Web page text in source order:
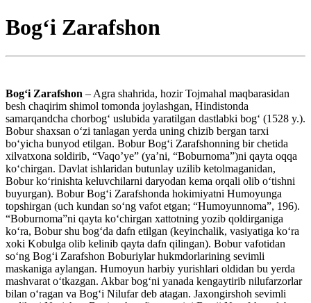
Bog‘i Zarafshon
Bog‘i Zarafshon – Agra shahrida, hozir Tojmahal maqbarasidan
besh chaqirim shimol tomonda joylashgan, Hindistonda
samarqandcha chorbog‘ uslubida yaratilgan dastlabki bog‘ (1528 y.).
Bobur shaxsan o‘zi tanlagan yerda uning chizib bergan tarxi
bo‘yicha bunyod etilgan. Bobur Bog‘i Zarafshonning bir chetida
xilvatxona soldirib, “Vaqo’ye” (ya’ni, “Boburnoma”)ni qayta oqqa
ko‘chirgan. Davlat ishlaridan butunlay uzilib ketolmaganidan,
Bobur ko‘rinishta keluvchilarni daryodan kema orqali olib o‘tishni
buyurgan). Bobur Bog‘i Zarafshonda hokimiyatni Humoyunga
topshirgan (uch kundan so‘ng vafot etgan; “Humoyunnoma”, 196).
“Boburnoma”ni qayta ko‘chirgan xattotning yozib qoldirganiga
ko‘ra, Bobur shu bog‘da dafn etilgan (keyinchalik, vasiyatiga ko‘ra
xoki Kobulga olib kelinib qayta dafn qilingan). Bobur vafotidan
so‘ng Bog‘i Zarafshon Boburiylar hukmdorlarining sevimli
maskaniga aylangan. Humoyun harbiy yurishlari oldidan bu yerda
mashvarat o‘tkazgan. Akbar bog‘ni yanada kengaytirib nilufarzorlar
bilan o‘ragan va Bog‘i Nilufar deb atagan. Jaxongirshoh sevimli